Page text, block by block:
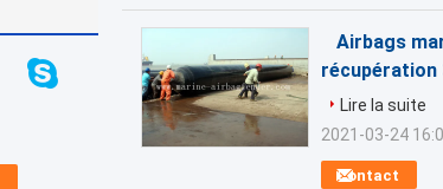
Airbags
récupération
Contact
Lire la suite
2021-03-24